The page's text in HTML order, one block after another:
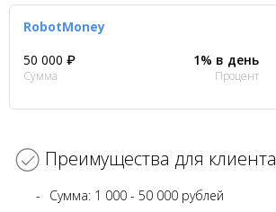
RobotMoney
50 000 ₽
Сумма
1% в день
Процент
Преимущества для клиента
Сумма: 1 000 - 50 000 рублей